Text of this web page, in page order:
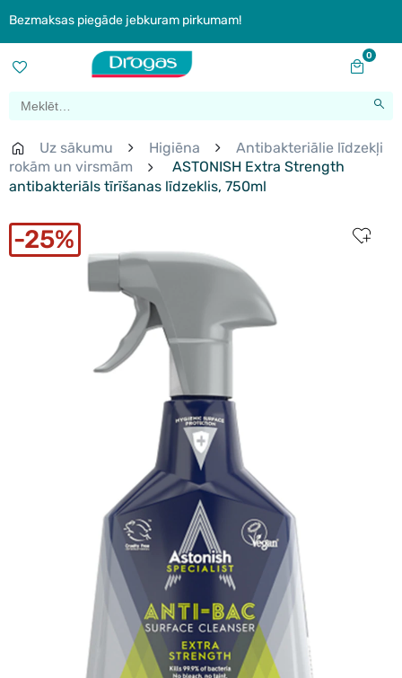
Bezmaksas piegāde jebkuram pirkumam!
0
Uz sākumu Higiēna
Antibakteriālie līdzekļi
rokām un virsmām
ASTONISH Extra Strength
antibakteriāls tīrīšanas līdzeklis, 750ml
25%